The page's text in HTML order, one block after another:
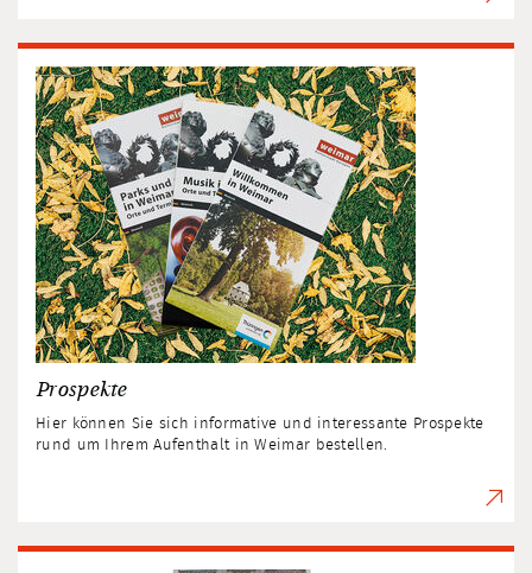
Prospekte
Hier können Sie sich informative und interessante Prospekte
rund um Ihrem Aufenthalt in Weimar bestellen.